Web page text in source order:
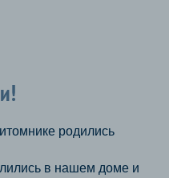
родились
в нашем доме и